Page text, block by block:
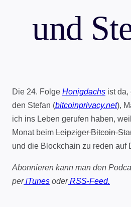
und
Die 24. Folge Honigdachs ist da,
den Stefan (bitcoinprivacy.net),
ich ins Leben gerufen haben,
Monat beim Leipziger Bitcoin-
und die Blockchain zu reden auf
Abonnieren kann man den
periTunes oderRSS-Feed.